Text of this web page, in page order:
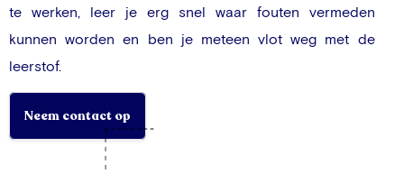
te werken, leer je erg snel waar fouten vermeden
kunnen worden en ben je meteen vlot weg met de
leerstof.
Neem contact op